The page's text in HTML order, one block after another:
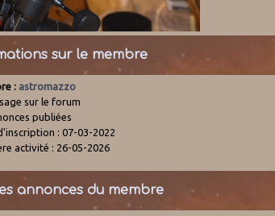
sur le membre
: astromazzo
sur le forum
publiées
: 07-03-2022
activité : 26-05-2026
annonces du membre